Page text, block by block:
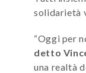
solidarietà
“Oggi per
detto
una realtà